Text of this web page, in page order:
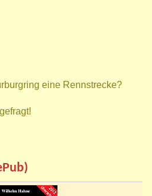
eine Rennstrecke?